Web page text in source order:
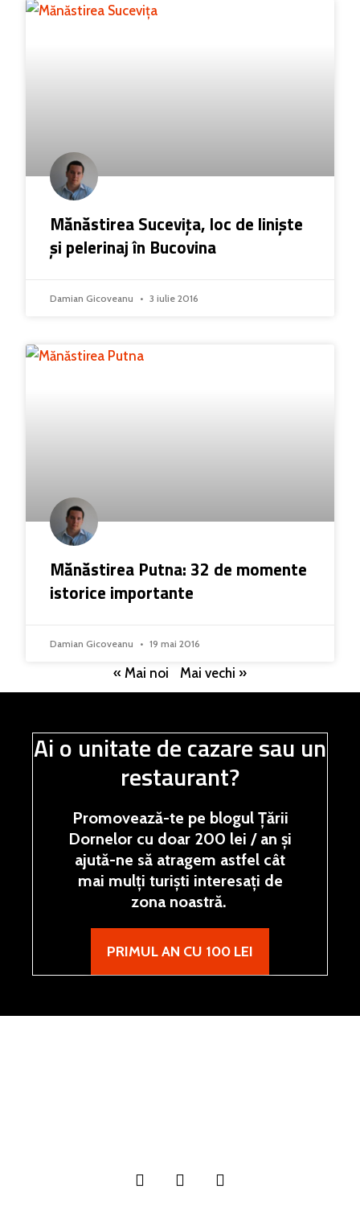
Mănăstirea Sucevița, loc de liniște
și pelerinaj în Bucovina
Damian Gicoveanu 3 iulie 2016
Mănăstirea Putna: 32 de momente
istorice importante
Damian Gicoveanu 19 mai 2016
« Mai noi Mai vechi »
Ai o unitate de cazare sau un
restaurant?
Promovează-te pe blogul Țării
Dornelor cu doar 200 lei / an și
ajută-ne să atragem astfel cât
mai mulți turiști interesați de
zona noastră.
PRIMUL AN CU 100 LEI